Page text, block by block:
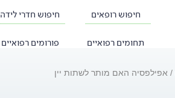
חיפוש רופאים חיפוש חדרי לידה
תחומים רפואיים פורומים רפואיים
אפילפסיה האם מותר לשתות יין